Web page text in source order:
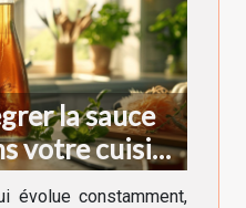
la sauce
votre cuisine
évolue constamment,